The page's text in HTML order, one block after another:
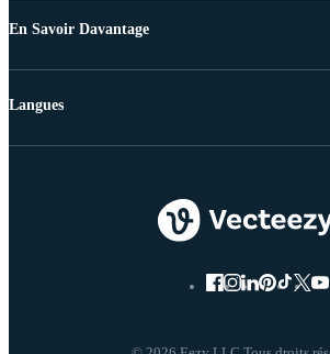
En Savoir Davantage
Langues